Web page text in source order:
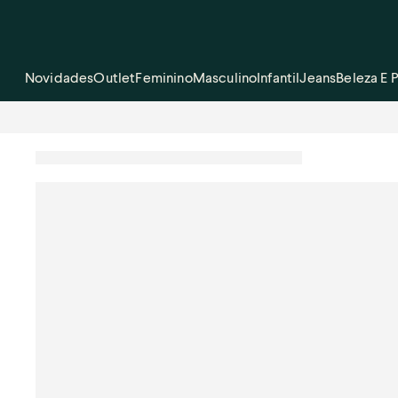
NovidadesOutletFemininoMasculinoInfantilJeansBeleza E